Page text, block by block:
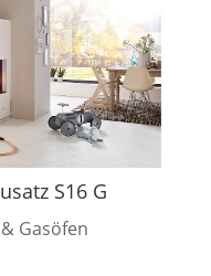
S16 G
Gasöfen